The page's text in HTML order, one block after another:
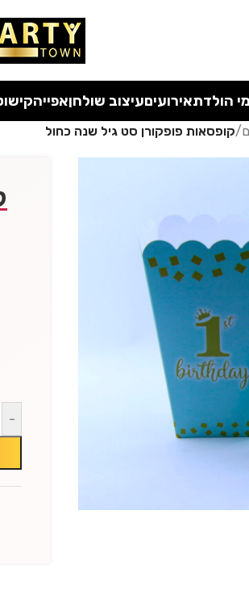
מבצע קיץ! כל המוצרים ללא מע"מעד סוף
הולדתאירועיםעיצוב שולחןאפייה
/קופסאות פופקורן סט גיל שנה כחול
-